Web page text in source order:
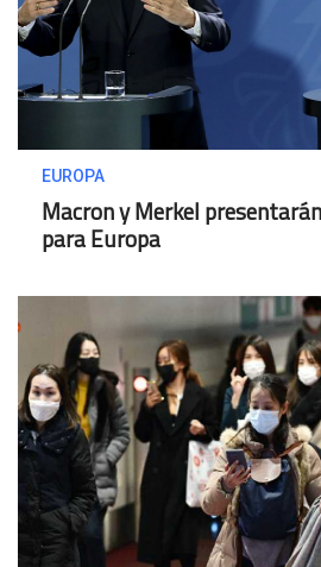
EUROPA
Macron y Merkel
para Europa